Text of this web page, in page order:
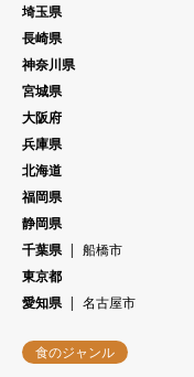
埼玉県
長崎県
神奈川県
宮城県
大阪府
兵庫県
北海道
福岡県
静岡県
千葉県
船橋市
東京都
愛知県
名古屋市
食のジャンル